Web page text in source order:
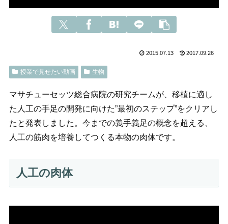
2015.07.13 2017.09.26
授業で見せたい動画 生物
マサチューセッツ総合病院の研究チームが、移植に適し
た人工の手足の開発に向けた”最初のステップ”をクリアし
たと発表しました。今までの義手義足の概念を超える、
人工の筋肉を培養してつくる本物の肉体です。
人工の肉体